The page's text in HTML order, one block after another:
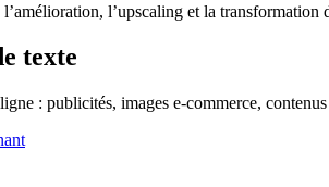
l’upscaling et la
texte
: publicités, images e-commerce,